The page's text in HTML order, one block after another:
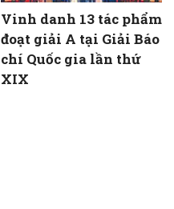
Vinh danh 13 tác phẩm
đoạt giải A tại Giải Báo
chí Quốc gia lần thứ
XIX